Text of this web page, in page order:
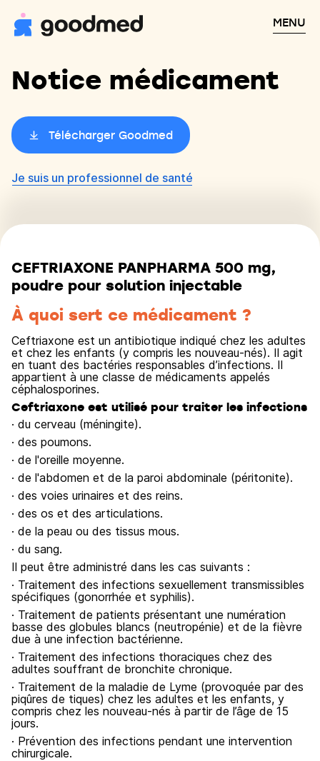
MENU
Notice médicament
Télécharger Goodmed
Je suis un professionnel de santé
CEFTRIAXONE PANPHARMA 500 mg,
poudre pour solution injectable
À quoi sert ce médicament ?
Ceftriaxone est un antibiotique indiqué chez les adultes
et chez les enfants (y compris les nouveau-nés). Il agit
en tuant des bactéries responsables d’infections. Il
appartient à une classe de médicaments appelés
céphalosporines.
Ceftriaxone est utilisé pour traiter les infections
· du cerveau (méningite).
· des poumons.
· de l'oreille moyenne.
· de l'abdomen et de la paroi abdominale (péritonite).
· des voies urinaires et des reins.
· des os et des articulations.
· de la peau ou des tissus mous.
· du sang.
Il peut être administré dans les cas suivants :
· Traitement des infections sexuellement transmissibles
spécifiques (gonorrhée et syphilis).
· Traitement de patients présentant une numération
basse des globules blancs (neutropénie) et de la fièvre
due à une infection bactérienne.
· Traitement des infections thoraciques chez des
adultes souffrant de bronchite chronique.
· Traitement de la maladie de Lyme (provoquée par des
piqûres de tiques) chez les adultes et les enfants, y
compris chez les nouveau-nés à partir de l’âge de 15
jours.
· Prévention des infections pendant une intervention
chirurgicale.